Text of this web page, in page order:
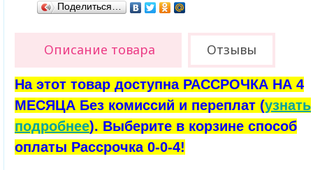
Поделиться…
Описание товара Отзывы
На этот товар доступна РАССРОЧКА НА 4
МЕСЯЦА Без комиссий и переплат (узнать
подробнее). Выберите в корзине способ
оплаты Рассрочка 0-0-4!